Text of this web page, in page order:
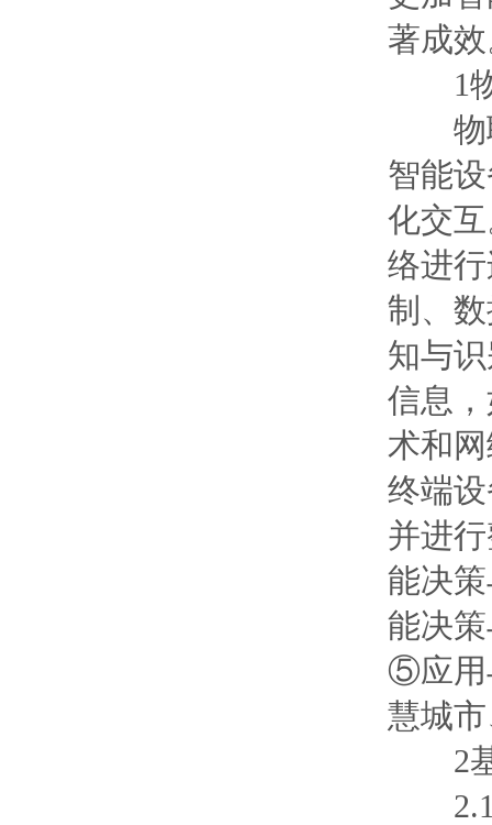
著成
1物
物联
智能
化交
络进
制、
知与
信息
术和
终端
并进
能决
能决
⑤应用
慧城
2基
2.1